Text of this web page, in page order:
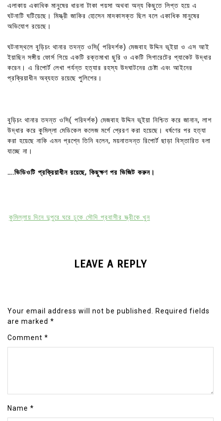
এলাকায় একাধিক মানুষের ধারনা টাকা পয়সা অথবা অন্য কিছুতে লিপ্ত হয়ে এ
ঘটনাটি ঘটিয়েছে। মিস্ত্রী জাকির হোসেন মাদকাসক্ত ছিল বলে একাধিক মানুষের
অভিযোগ রয়েছে।
ঘটনাস্থলে বুড়িচং থানার তদন্ত ওসি( পরিদর্শক) মেজবাহ উদ্দিন ভূইয়া ও এস আই
ইয়াছিন সঙ্গীয় ফোর্স গিয়ে একটি রক্তমাখা ছুরি ও একটি সিগারেটের প্যাকেট উদ্ধার
করেন। এ রিপোর্ট লেখা পর্যন্ত হত্যার রহস্য উদঘাটনের চেষ্টা এবং আইনের
প্রক্রিয়াধীন অব্যহত রয়েছে পুলিশের।
বুড়িচং থানার তদন্ত ওসি( পরিদর্শক) মেজবাহ উদ্দিন ভূইয়া নিশ্চিত করে জানান, লাশ
উদ্ধার করে কুমিল্লা মেডিকেল কলেজ মর্গে প্রেরণ করা হয়েছে। ধর্ষণের পর হত্যা
করা হয়েছে নাকি এমন প্রশ্নে তিনি বলেন, ময়নাতদন্ত রিপোর্ট ছাড়া বিস্তারিত বলা
যাচ্ছে না।
….ভিডিওটি প্রক্রিয়াধীন রয়েছে, কিছুক্ষণ পর ভিজিট করুন।
কুমিল্লায় দিনে দুপুরে ঘরে ঢুকে সৌদি প্রবাসীর স্ত্রীকে খুন
LEAVE A REPLY
Your email address will not be published.
Required fields
are marked *
Comment *
Name *